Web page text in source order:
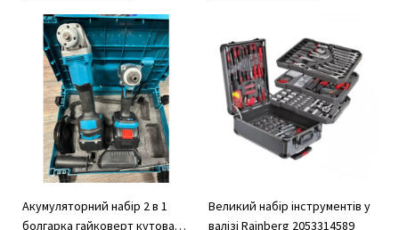
Акумуляторний набір 2 в 1
болгарка гайковерт кутова
Великий набір інструментів у
валізі Rainberg 2053314589